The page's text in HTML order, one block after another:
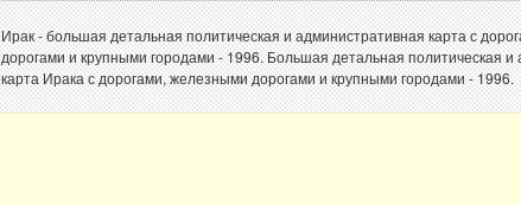
Ирак - большая детальная политическая и административная карта с
дорогами и крупными городами - 1996. Большая детальная политическая и
карта Ирака с дорогами, железными дорогами и крупными городами - 1996.